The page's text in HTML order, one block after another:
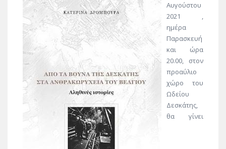
Αυγούστου
2021 ,
ημέρα
Παρασκευή
και ώρα
20.00, στον
προαύλιο
χώρο του
Ωδείου
Δεσκάτης,
θα γίνει